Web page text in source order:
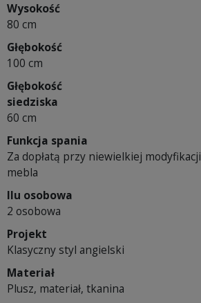
Wysokość
80 cm
Głębokość
100 cm
Głębokość
siedziska
60 cm
Funkcja spania
Za dopłatą przy niewielkiej modyfikacji
mebla
Ilu osobowa
2 osobowa
Projekt
Klasyczny styl angielski
Materiał
Plusz, materiał, tkanina